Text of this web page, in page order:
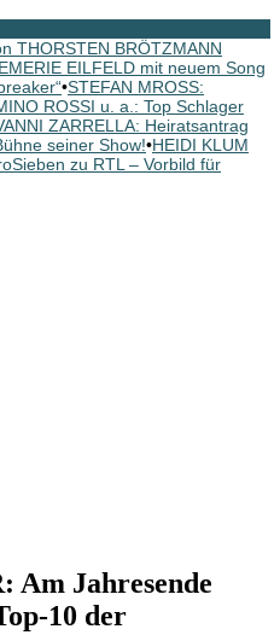
THORSTEN BRÖTZMANN
EILFELD mit neuem Song
•STEFAN MROSS:
ROSSI u. a.: Top Schlager
ZARRELLA: Heiratsantrag
seiner Show!•HEIDI KLUM
zu RTL – Vorbild für
Am Jahresende
10 der